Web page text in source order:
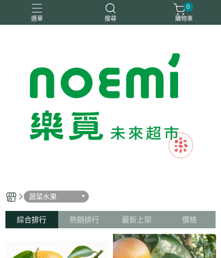
選單 搜尋
0
購物車
蔬菜水果
綜合排行 熱銷排行 最新上架 價格